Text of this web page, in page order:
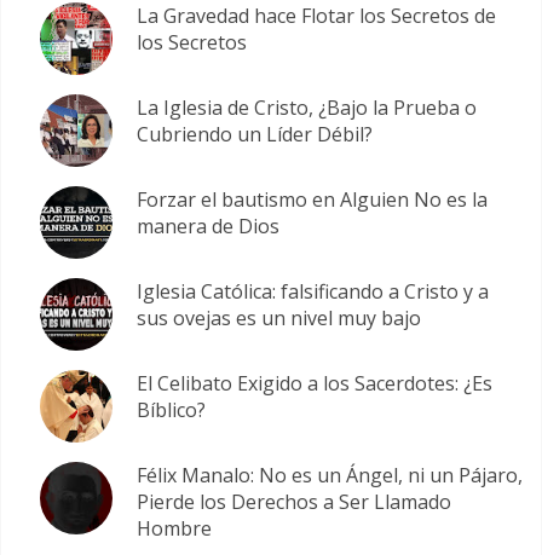
La Gravedad hace Flotar los Secretos de
los Secretos
La Iglesia de Cristo, ¿Bajo la Prueba o
Cubriendo un Líder Débil?
Forzar el bautismo en Alguien No es la
manera de Dios
Iglesia Católica: falsificando a Cristo y a
sus ovejas es un nivel muy bajo
El Celibato Exigido a los Sacerdotes: ¿Es
Bíblico?
Félix Manalo: No es un Ángel, ni un Pájaro,
Pierde los Derechos a Ser Llamado
Hombre